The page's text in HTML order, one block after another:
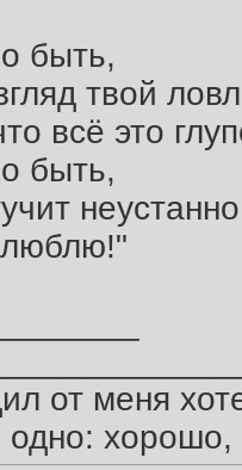
быть,
твой
всё это
быть,
неустанно
от меня
одно: